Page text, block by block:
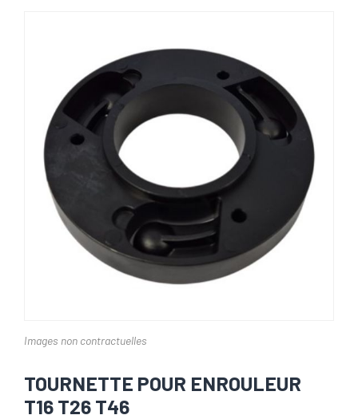
Images non contractuelles
TOURNETTE POUR ENROULEUR
T16 T26 T46